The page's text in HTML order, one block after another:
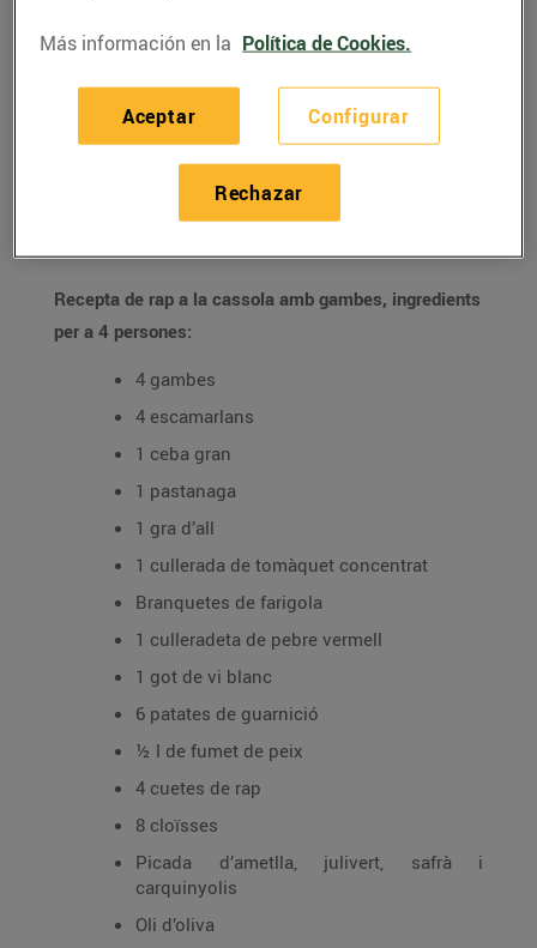
RECETAS
Recepta de rap a la
cassola amb gambes
27/diciembre/2019
Recepta de rap a la cassola amb gambes, ingredients
per a 4 persones:
4 gambes
4 escamarlans
1 ceba gran
1 pastanaga
1 gra d’all
1 cullerada de tomàquet concentrat
Branquetes de farigola
1 culleradeta de pebre vermell
1 got de vi blanc
6 patates de guarnició
½ l de fumet de peix
4 cuetes de rap
8 cloïsses
Picada d’ametlla, julivert, safrà i
carquinyolis
Oli d’oliva
Más información en la Política de Cookies.
Configurar
Rechazar
Aceptar